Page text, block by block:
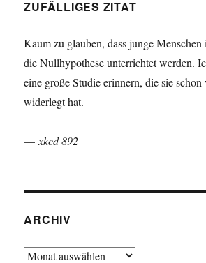
ZUFÄLLIGES ZITAT
Kaum zu glauben, dass junge
die Nullhypothese unterrichtet werden.
eine große Studie erinnern, die sie schon
widerlegt hat.
— xkcd 892
ARCHIV
Archiv